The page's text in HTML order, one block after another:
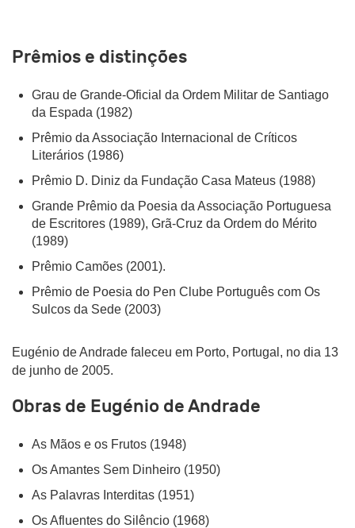
Prêmios e distinções
Grau de Grande-Oficial da Ordem Militar de Santiago
da Espada (1982)
Prêmio da Associação Internacional de Críticos
Literários (1986)
Prêmio D. Diniz da Fundação Casa Mateus (1988)
Grande Prêmio da Poesia da Associação Portuguesa
de Escritores (1989), Grã-Cruz da Ordem do Mérito
(1989)
Prêmio Camões (2001).
Prêmio de Poesia do Pen Clube Português com Os
Sulcos da Sede (2003)
Eugénio de Andrade faleceu em Porto, Portugal, no dia 13
de junho de 2005.
Obras de Eugénio de Andrade
As Mãos e os Frutos (1948)
Os Amantes Sem Dinheiro (1950)
As Palavras Interditas (1951)
Os Afluentes do Silêncio (1968)